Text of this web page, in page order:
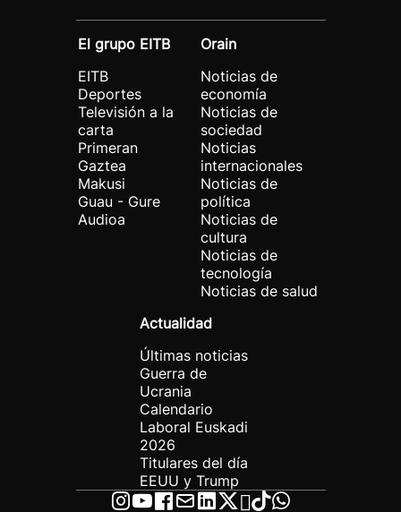
El grupo EITB
EITB
Deportes
Televisión a la
carta
Primeran
Gaztea
Makusi
Guau - Gure
Audioa
Orain
Noticias de
economía
Noticias de
sociedad
Noticias
internacionales
Noticias de
política
Noticias de
cultura
Noticias de
tecnología
Noticias de salud
Actualidad
Últimas noticias
Guerra de
Ucrania
Calendario
Laboral Euskadi
2026
Titulares del día
EEUU y Trump